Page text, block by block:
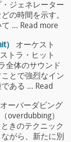
ジェネレーター
の時間を示す。
て … Read more
）
オーケスト
トラ・ヒット
全体のサウンド
とで強烈なイン
ある … Read
オーバーダビング
overdubbing）
きのテクニック
がら、新たに別